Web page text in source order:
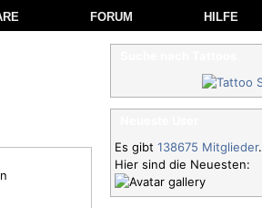
FORUM HILFE
Es gibt 138675 Mitglieder.
Hier sind die Neuesten: